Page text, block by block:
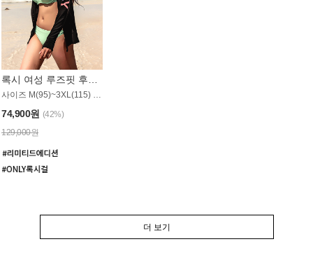
록시 여성 루즈핏 후드 래쉬가드 WT900BRX
사이즈 M(95)~3XL(115) / 롱기장 타입
74,900원 (42%)
129,000원
더 보기